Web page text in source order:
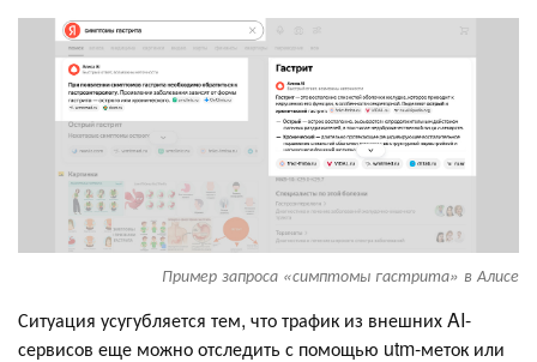
Пример запроса «симптомы гастрита» в Алисе
Ситуация усугубляется тем, что трафик из внешних AI-
сервисов еще можно отследить с помощью utm-меток или